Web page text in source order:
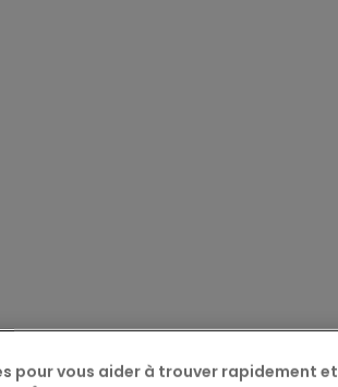
pour vous aider à trouver rapidement et